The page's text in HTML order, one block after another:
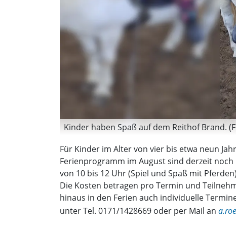
Kinder haben Spaß auf dem Reithof Brand.
Für Kinder im Alter von vier bis etwa neun
Ferienprogramm im August sind derzeit noch
von 10 bis 12 Uhr (Spiel und Spaß mit
Die Kosten betragen pro Termin und
hinaus in den Ferien auch individuelle
unter Tel. 0171/1428669 oder per Mail an